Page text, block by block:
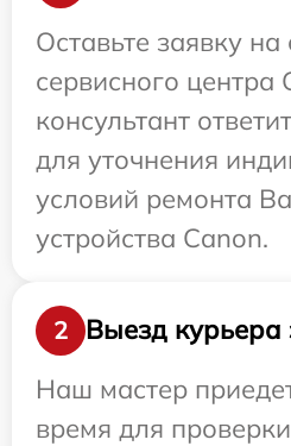
Оставьте заявку на
сервисного
консультант
для уточнения
условий ремонта
устройства Canon.
2
Выезд курьера
Наш мастер
время для